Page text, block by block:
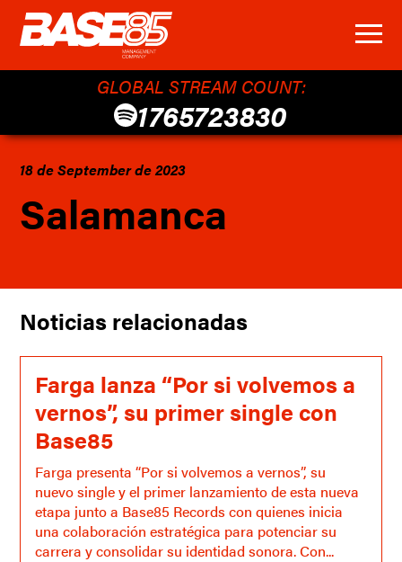
GLOBAL STREAM COUNT:
1765723830
18 de September de 2023
Salamanca
Noticias relacionadas
Farga lanza “Por si volvemos a
vernos”, su primer single con
Base85
Farga presenta “Por si volvemos a vernos”, su
nuevo single y el primer lanzamiento de esta nueva
etapa junto a Base85 Records con quienes inicia
una colaboración estratégica para potenciar su
carrera y consolidar su identidad sonora. Con...